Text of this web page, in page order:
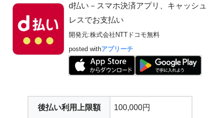
d払い－スマホ決済アプリ、キャッシュ
レスでお支払い
開発元:株式会社NTTドコモ無料
posted withアプリーチ
後払い利用上限額 100,000円